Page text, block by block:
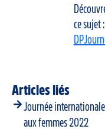
Articles liés
Journée
aux femmes 2022
ce sujet :